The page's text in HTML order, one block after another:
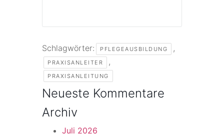
Schlagwörter: PFLEGEAUSBILDUNG ,
PRAXISANLEITER ,
PRAXISANLEITUNG
Neueste Kommentare
Archiv
Juli 2026